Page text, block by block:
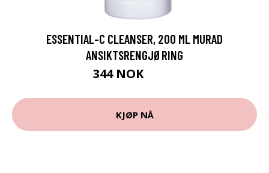
ESSENTIAL-C CLEANSER, 200 ML MURAD
ANSIKTSRENGJØRING
344 NOK
KJØP NÅ